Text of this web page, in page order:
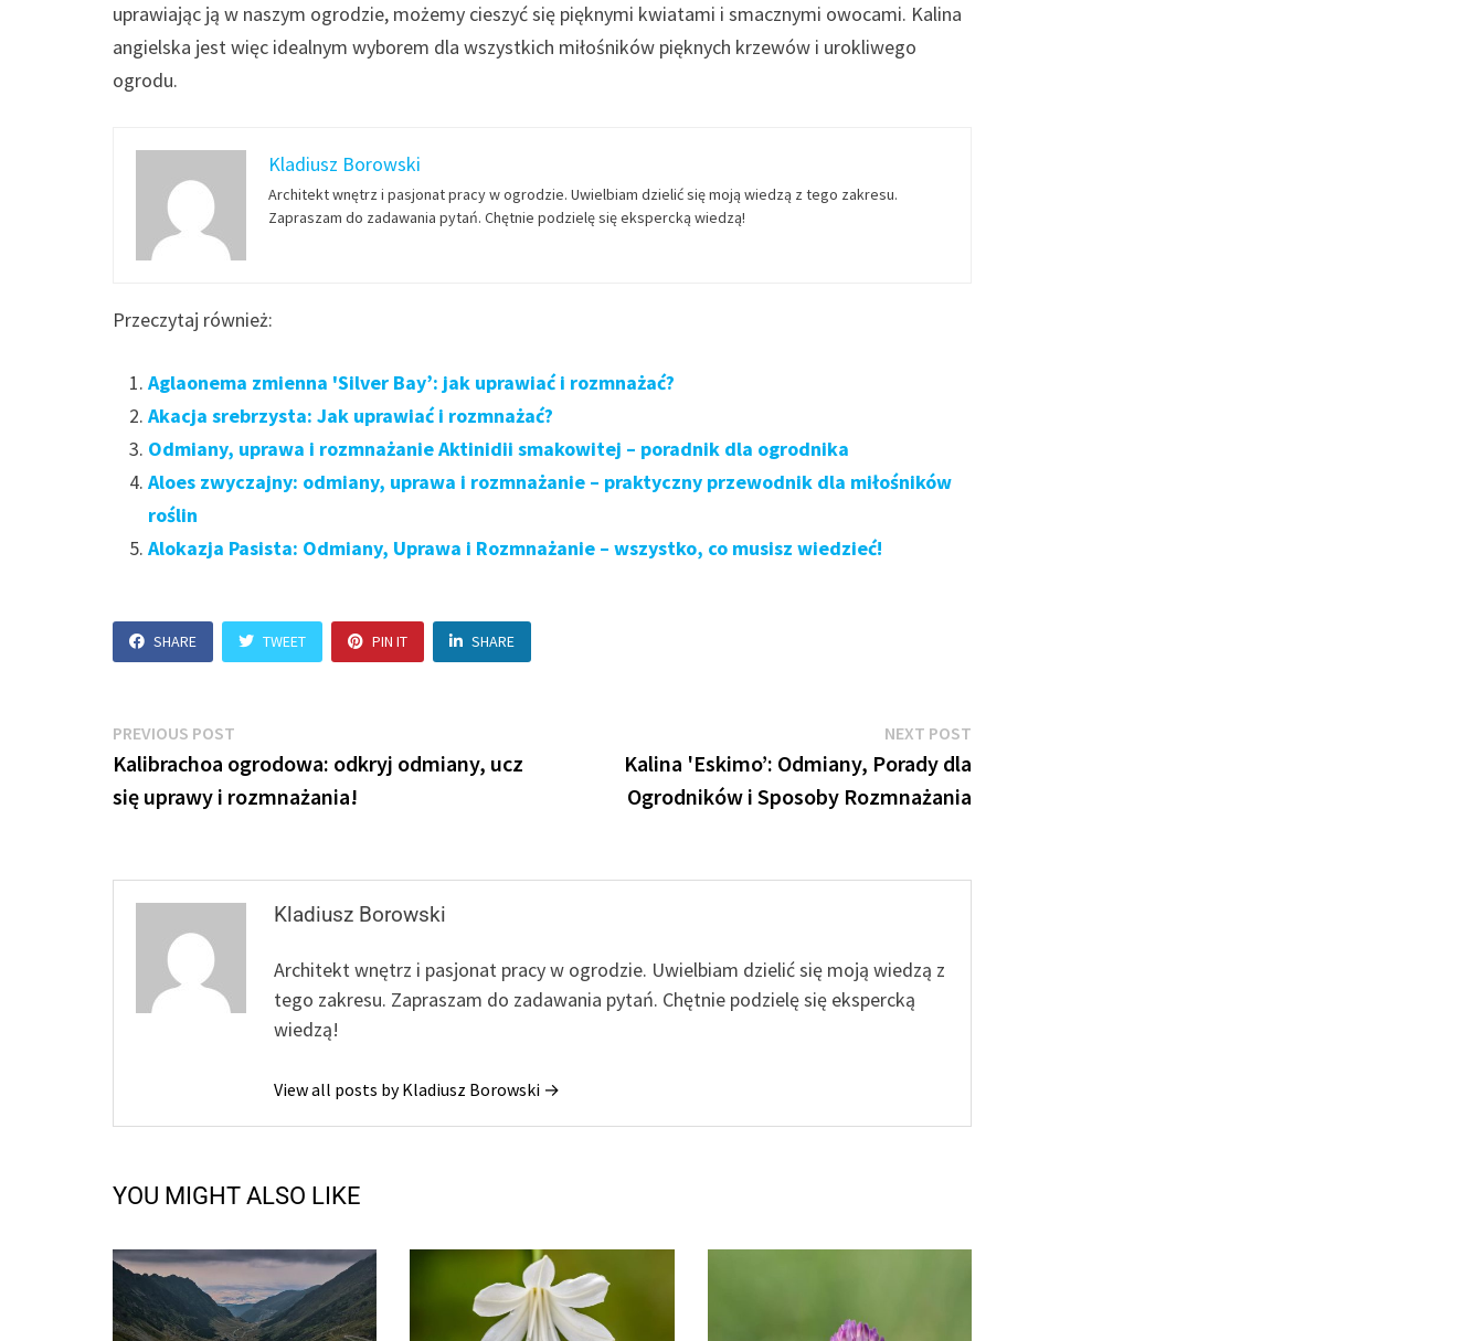
uprawiając ją w naszym ogrodzie, możemy cieszyć się pięknymi kwiatami i smacznymi owocami. Kalina
angielska jest więc idealnym wyborem dla wszystkich miłośników pięknych krzewów i urokliwego
ogrodu.
Kladiusz Borowski
Architekt wnętrz i pasjonat pracy w ogrodzie. Uwielbiam dzielić się moją wiedzą z tego zakresu.
Zapraszam do zadawania pytań. Chętnie podzielę się ekspercką wiedzą!
Przeczytaj również:
Aglaonema zmienna 'Silver Bay’: jak uprawiać i rozmnażać?
Akacja srebrzysta: Jak uprawiać i rozmnażać?
Odmiany, uprawa i rozmnażanie Aktinidii smakowitej – poradnik dla ogrodnika
Aloes zwyczajny: odmiany, uprawa i rozmnażanie – praktyczny przewodnik dla miłośników
roślin
Alokazja Pasista: Odmiany, Uprawa i Rozmnażanie – wszystko, co musisz wiedzieć!
SHARE TWEET PIN IT SHARE
Nawigacja
wpisu
PREVIOUS POST
post:
Kalibrachoa ogrodowa: odkryj odmiany, ucz
się uprawy i rozmnażania!
NEXT POST
Kalina 'Eskimo’: Odmiany, Porady dla
Ogrodników i Sposoby Rozmnażania
Kladiusz Borowski
Architekt wnętrz i pasjonat pracy w ogrodzie. Uwielbiam dzielić się moją wiedzą z
tego zakresu. Zapraszam do zadawania pytań. Chętnie podzielę się ekspercką
wiedzą!
View all posts by Kladiusz Borowski →
YOU MIGHT ALSO LIKE